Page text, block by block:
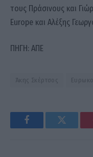
τους Πράσινους και
Europe και Αλέξης
ΠΗΓΗ: ΑΠΕ
Άκης Σκέρτσος
FacebookTwitter